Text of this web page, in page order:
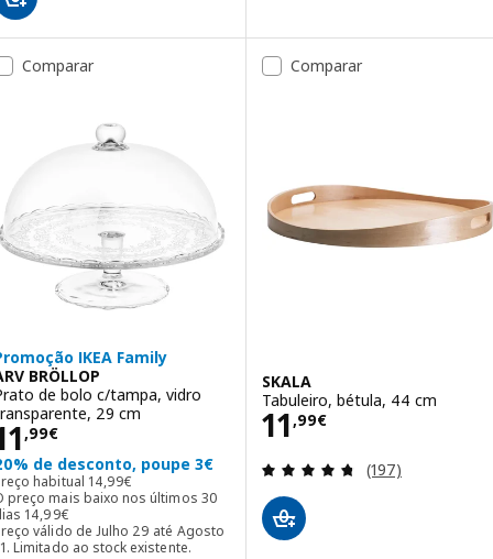
Comparar
IKEA Family
BRÖLLOP
de bolo c/tampa, vidro
29 cm
,99€ 11,99€
de desconto, poupe 3€
habitual 14,99€
Preço habitual 14,99€
preço mais baixo nos últimos 30
14,99€
O preço mais baixo nos últimos 30 dias 14,99€
válido de Julho 29 até Agosto
Limitado ao stock existente.
Comparar
SKALA
Tabuleiro, bétula, 44 cm
11 ,99€
Preço 11,99€
Avaliação: 4.7
(197)